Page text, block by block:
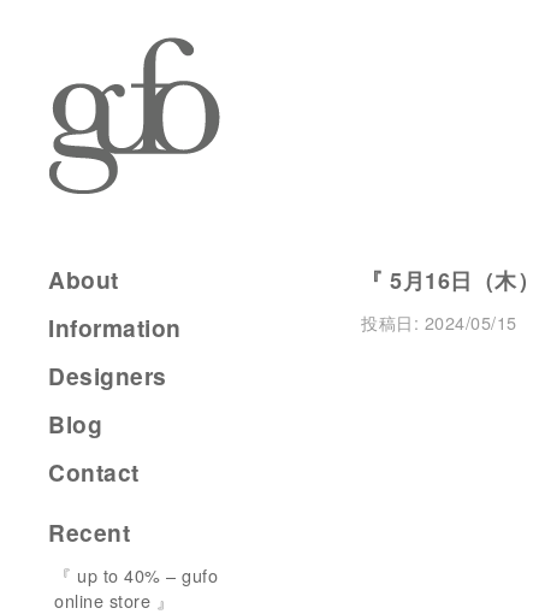
『 5月16日（木
投稿日: 2024/05/15
About
Information
Designers
Blog
Contact
Recent
『 up to 40% – gufo
online store 』